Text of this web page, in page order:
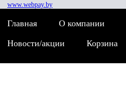
www.webpay.by
Главная О компании
Новости/акции Корзина